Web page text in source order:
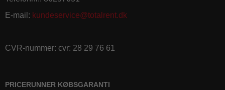
E-mail : kundeservice@totalrent.dk
CVR-nummer: cvr: 28 29 76 61
PRICERUNNER KØBSGARANTI